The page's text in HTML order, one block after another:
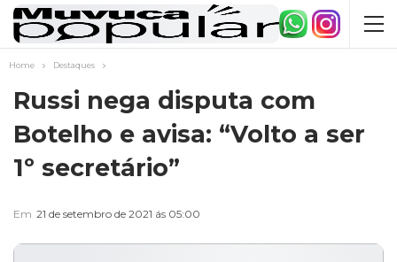
Home Destaques
Russi nega disputa com
Botelho e avisa: “Volto a ser
1º secretário”
Em 21 de setembro de 2021 ás 05:00